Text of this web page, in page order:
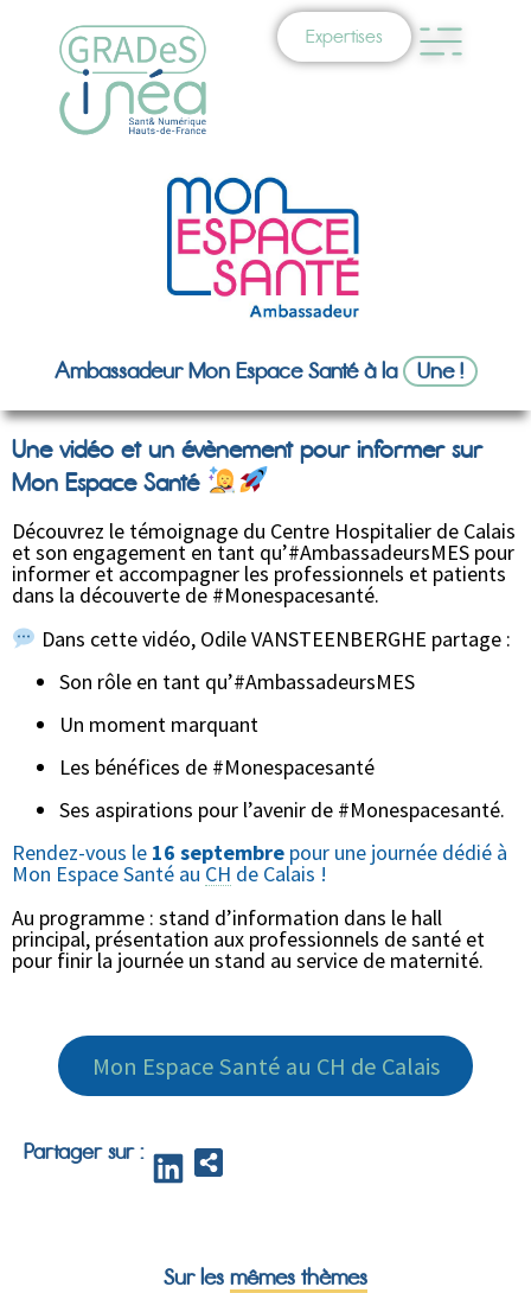
Expertises
Ambassadeur Mon Espace Santé à la Une !
Une vidéo et un évènement pour informer sur
Mon Espace Santé
Découvrez le témoignage du Centre Hospitalier de Calais
et son engagement en tant qu’#AmbassadeursMES pour
informer et accompagner les professionnels et patients
dans la découverte de #Monespacesanté.
Dans cette vidéo, Odile VANSTEENBERGHE partage :
Son rôle en tant qu’#AmbassadeursMES
Un moment marquant
Les bénéfices de #Monespacesanté
Ses aspirations pour l’avenir de #Monespacesanté.
Rendez-vous le 16 septembre pour une journée dédié à
Mon Espace Santé au CH de Calais !
Au programme : stand d’information dans le hall
principal, présentation aux professionnels de santé et
pour finir la journée un stand au service de maternité.
Mon Espace Santé au CH de Calais
Partager sur :
Sur les mêmes thèmes